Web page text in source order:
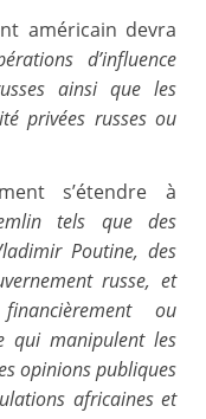
américain devra
d’influence
ainsi que les
privées russes ou
s’étendre à
tels que des
Poutine, des
russe, et
ou
qui manipulent les
opinions publiques
africaines et